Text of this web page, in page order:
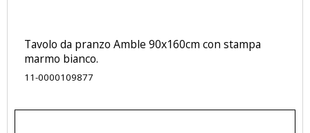
Tavolo da pranzo Amble 90x160cm con stampa
marmo bianco.
11-0000109877